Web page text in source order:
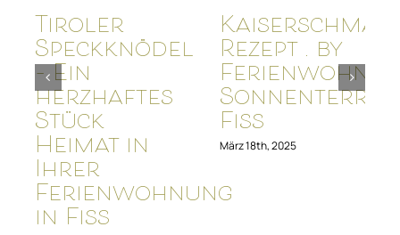
Tiroler
Speckknödel
– Ein
herzhaftes
Stück
Heimat in
Ihrer
Ferienwohnung
in Fiss
Rezept . by
Fiss
März 18th, 2025